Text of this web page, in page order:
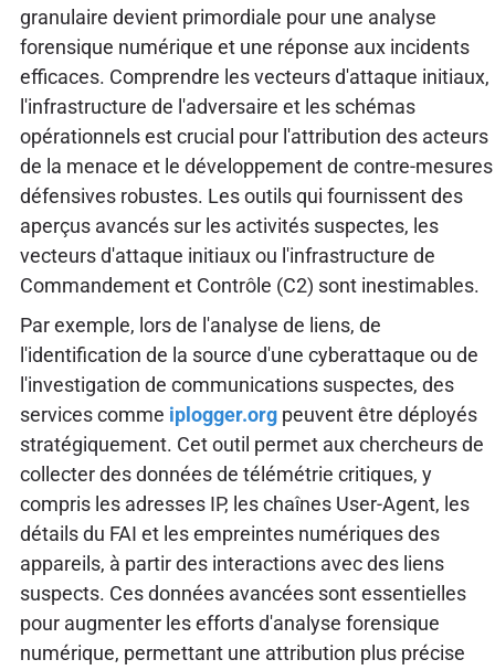
granulaire devient primordiale pour une analyse
forensique numérique et une réponse aux incidents
efficaces. Comprendre les vecteurs d'attaque initiaux,
l'infrastructure de l'adversaire et les schémas
opérationnels est crucial pour l'attribution des acteurs
de la menace et le développement de contre-mesures
défensives robustes. Les outils qui fournissent des
aperçus avancés sur les activités suspectes, les
vecteurs d'attaque initiaux ou l'infrastructure de
Commandement et Contrôle (C2) sont inestimables.
Par exemple, lors de l'analyse de liens, de
l'identification de la source d'une cyberattaque ou de
l'investigation de communications suspectes, des
services comme iplogger.orgpeuvent être déployés
stratégiquement. Cet outil permet aux chercheurs de
collecter des données de télémétrie critiques, y
compris les adresses IP, les chaînes User-Agent, les
détails du FAI et les empreintes numériques des
appareils, à partir des interactions avec des liens
suspects. Ces données avancées sont essentielles
pour augmenter les efforts d'analyse forensique
numérique, permettant une attribution plus précise